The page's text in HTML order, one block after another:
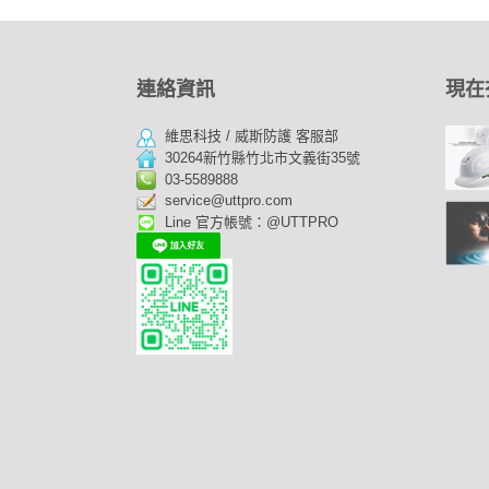
連絡資訊
維思科技 / 威斯防護 客服部
30264新竹縣竹北市文義街35號
03-5589888
service@uttpro.com
Line 官方帳號：@UTTPRO
現